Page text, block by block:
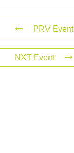
PRV Event
NXT Event